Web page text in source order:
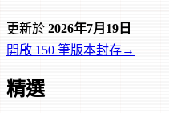
更新於 2026年7月19日
開啟 150 筆版本封存→
精選